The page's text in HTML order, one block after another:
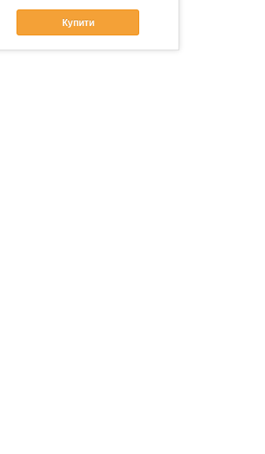
Купити